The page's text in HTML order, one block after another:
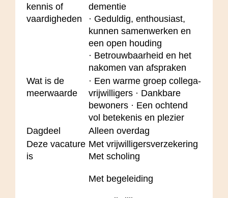
kennis of
vaardigheden
dementie
· Geduldig, enthousiast,
kunnen samenwerken en
een open houding
· Betrouwbaarheid en het
nakomen van afspraken
Wat is de
meerwaarde
· Een warme groep collega-
vrijwilligers · Dankbare
bewoners · Een ochtend
vol betekenis en plezier
Dagdeel
Alleen overdag
Deze vacature
is
Met vrijwilligersverzekering
Met scholing
Met begeleiding